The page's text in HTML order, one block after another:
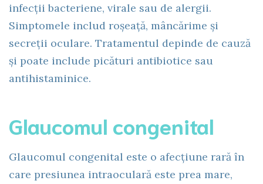
infecții bacteriene, virale sau de alergii.
Simptomele includ roșeață, mâncărime și
secreții oculare. Tratamentul depinde de cauză
și poate include picături antibiotice sau
antihistaminice.
Glaucomul congenital
Glaucomul congenital este o afecțiune rară în
care presiunea intraoculară este prea mare,